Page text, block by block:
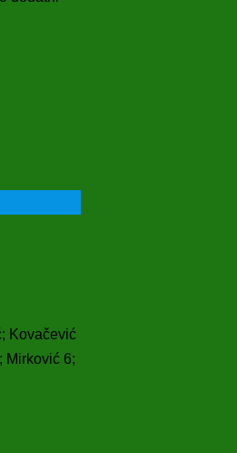
Kovačević
Mirković 6;